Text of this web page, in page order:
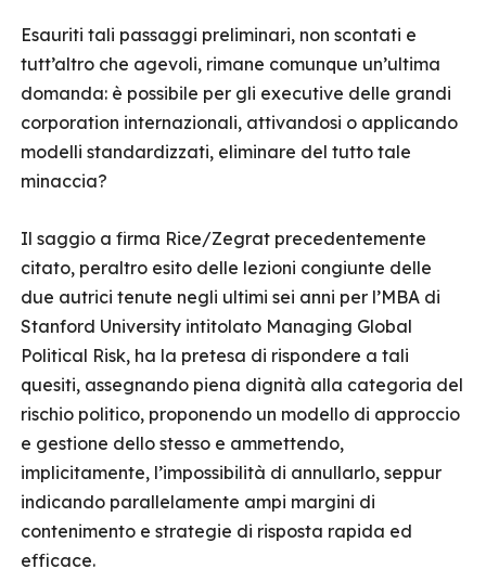
Esauriti tali passaggi preliminari, non scontati e
tutt’altro che agevoli, rimane comunque un’ultima
domanda: è possibile per gli executive delle grandi
corporation internazionali, attivandosi o applicando
modelli standardizzati, eliminare del tutto tale
minaccia?
Il saggio a firma Rice/Zegrat precedentemente
citato, peraltro esito delle lezioni congiunte delle
due autrici tenute negli ultimi sei anni per l’MBA di
Stanford University intitolato Managing Global
Political Risk, ha la pretesa di rispondere a tali
quesiti, assegnando piena dignità alla categoria del
rischio politico, proponendo un modello di approccio
e gestione dello stesso e ammettendo,
implicitamente, l’impossibilità di annullarlo, seppur
indicando parallelamente ampi margini di
contenimento e strategie di risposta rapida ed
efficace.